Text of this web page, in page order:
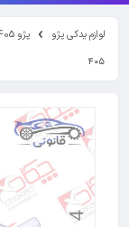
لوازم یدکی پژو پژو 405
۴۰۵